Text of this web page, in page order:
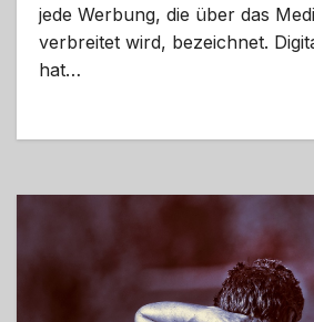
jede Werbung, die über das
verbreitet wird, bezeichnet.
hat…